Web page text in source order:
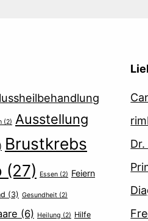
(2) Ausstellung
Brustkrebs
(27) Essen (2) Feiern
(3) Gesundheit (2)
(6) Heilung (2) Hilfe